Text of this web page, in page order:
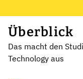
Überblick
Das macht den
Technology aus